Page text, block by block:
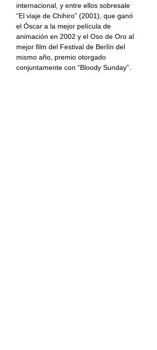
internacional, y entre ellos sobresale
“El viaje de Chihiro” (2001), que ganó
el Óscar a la mejor película de
animación en 2002 y el Oso de Oro al
mejor film del Festival de Berlín del
mismo año, premio otorgado
conjuntamente con “Bloody Sunday”.